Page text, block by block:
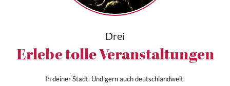
Drei
Erlebe tolle Veranstaltungen
In deiner Stadt. Und gern auch deutschlandweit.